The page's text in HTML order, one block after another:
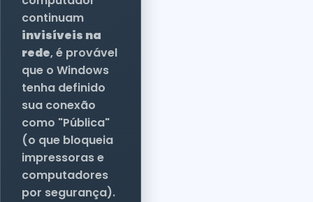
continuam
invisíveis na
rede, é provável
que o Windows
tenha definido
sua conexão
como "Pública"
(o que bloqueia
impressoras e
computadores
por segurança).